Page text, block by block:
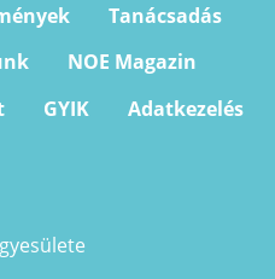
Tanácsadás
NOE Magazin
GYIK Adatkezelés